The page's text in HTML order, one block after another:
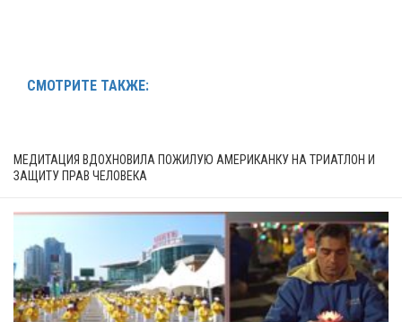
СМОТРИТЕ ТАКЖЕ:
МЕДИТАЦИЯ ВДОХНОВИЛА ПОЖИЛУЮ АМЕРИКАНКУ НА ТРИАТЛОН И
ЗАЩИТУ ПРАВ ЧЕЛОВЕКА